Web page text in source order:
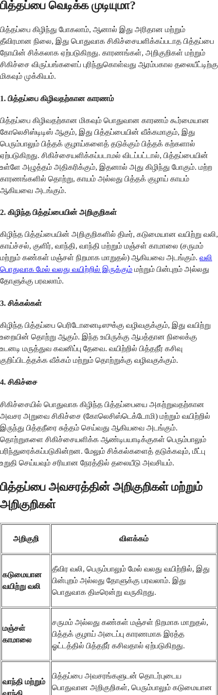
பித்தப்பை வெடிக்க முடியுமா?
பித்தப்பை கிழிந்து போகலாம், ஆனால் இது அரிதான மற்றும்
தீவிரமான நிலை, இது பொதுவாக சிகிச்சையளிக்கப்படாத பித்தப்பை
நோயின் சிக்கலாக ஏற்படுகிறது. காரணங்கள், அறிகுறிகள் மற்றும்
சிகிச்சை விருப்பங்களைப் புரிந்துகொள்வது ஆரம்பகால தலையீட்டிற்கு
மிகவும் முக்கியம்.
1. பித்தப்பை கிழிவதற்கான காரணம்
பித்தப்பை கிழிவதற்கான மிகவும் பொதுவான காரணம் கூர்மையான
கோலெசிஸ்டிடிஸ் ஆகும், இது பித்தப்பையின் வீக்கமாகும், இது
பெரும்பாலும் பித்தக் குழாய்களைத் தடுக்கும் பித்தக் கற்களால்
ஏற்படுகிறது. சிகிச்சையளிக்கப்படாமல் விடப்பட்டால், பித்தப்பையின்
உள்ளே அழுத்தம் அதிகரிக்கும், இதனால் அது கிழிந்து போகும். மற்ற
காரணங்களில் தொற்று, காயம் அல்லது பித்தக் குழாய் காயம்
ஆகியவை அடங்கும்.
2. கிழிந்த பித்தப்பையின் அறிகுறிகள்
கிழிந்த பித்தப்பையின் அறிகுறிகளில் திடீர், கடுமையான வயிற்று வலி,
காய்ச்சல், குளிர், வாந்தி, வாந்தி மற்றும் மஞ்சள் காமாலை (சருமம்
மற்றும் கண்கள் மஞ்சள் நிறமாக மாறுதல்) ஆகியவை அடங்கும். வலி
பொதுவாக மேல் வலது வயிற்றில் இருக்கும் மற்றும் பின்புறம் அல்லது
தோளுக்கு பரவலாம்.
3. சிக்கல்கள்
கிழிந்த பித்தப்பை பெரிடோனைடிஸுக்கு வழிவகுக்கும், இது வயிற்று
உறையின் தொற்று ஆகும். இந்த உயிருக்கு ஆபத்தான நிலைக்கு
உடனடி மருத்துவ கவனிப்பு தேவை. வயிற்றில் பித்தநீர் கசிவு
குறிப்பிடத்தக்க வீக்கம் மற்றும் தொற்றுக்கு வழிவகுக்கும்.
4. சிகிச்சை
சிகிச்சையில் பொதுவாக கிழிந்த பித்தப்பையை அகற்றுவதற்கான
அவசர அறுவை சிகிச்சை (கோலெசிஸ்டெக்டோமி) மற்றும் வயிற்றில்
இருந்து பித்தநீரை சுத்தம் செய்வது ஆகியவை அடங்கும்.
தொற்றுகளை சிகிச்சையளிக்க ஆண்டிபயாடிக்குகள் பெரும்பாலும்
பரிந்துரைக்கப்படுகின்றன. மேலும் சிக்கல்களைத் தடுக்கவும், மீட்பு
உறுதி செய்யவும் சரியான நேரத்தில் தலையீடு அவசியம்.
பித்தப்பை அவசரத்தின் அறிகுறிகள் மற்றும்
அறிகுறிகள்
அறிகுறி விளக்கம்
கடுமையான
வயிற்று வலி
தீவிர வலி, பெரும்பாலும் மேல் வலது வயிற்றில், இது
பின்புறம் அல்லது தோளுக்கு பரவலாம். இது
பொதுவாக திடீரென்று வருகிறது.
மஞ்சள்
காமாலை
சருமம் அல்லது கண்கள் மஞ்சள் நிறமாக மாறுதல்,
பித்தக் குழாய் அடைப்பு காரணமாக இரத்த
ஓட்டத்தில் பித்தநீர் கசிவதால் ஏற்படுகிறது.
வாந்தி மற்றும்
பித்தப்பை அவசரங்களுடன் தொடர்புடைய
பொதுவான அறிகுறிகள், பெரும்பாலும் கடுமையான